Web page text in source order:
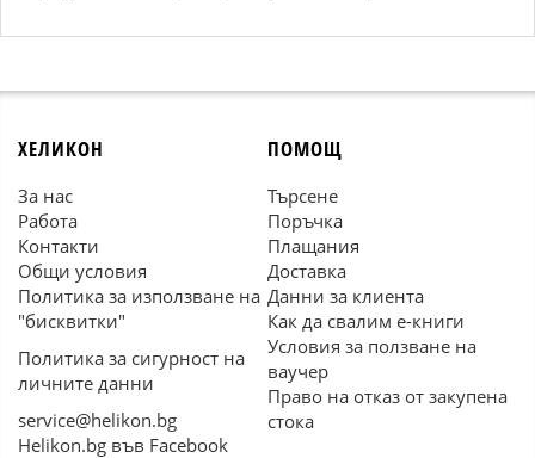
ХЕЛИКОН
За нас
Работа
Контакти
Общи условия
Политика за използване на
"бисквитки"
Политика за сигурност на
личните данни
service@helikon.bg
Helikon.bg във Facebook
ПОМОЩ
Търсене
Поръчка
Плащания
Доставка
Данни за клиента
Как да свалим е-книги
Условия за ползване на
ваучер
Право на отказ от закупена
стока